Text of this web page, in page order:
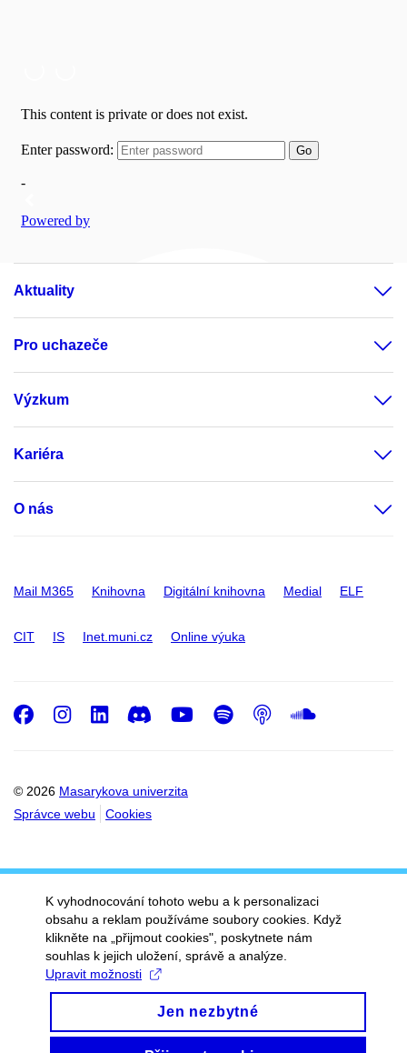
Aktuality
Pro uchazeče
Výzkum
Kariéra
O nás
Mail M365 Knihovna Digitální knihovna Medial ELF
CIT IS Inet.muni.cz Online výuka
© 2026 Masarykova univerzita
Správce webu
Cookies
Facebook
Instagram
LinkedIn
DiscordYoutube
Spotify
Podcast
K vyhodnocování tohoto webu a k personalizaci
obsahu a reklam používáme soubory cookies. Když
klikněte na „přijmout cookies", poskytnete nám
souhlas k jejich uložení, správě a analýze.
Upravit možnosti
Jen nezbytné